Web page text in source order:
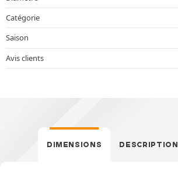
Catégorie
Saison
Avis clients
DIMENSIONS DESCRIPTION